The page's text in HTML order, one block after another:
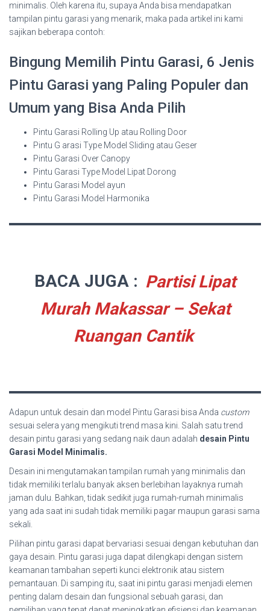
minimalis. Oleh karena itu, supaya Anda bisa mendapatkan
tampilan pintu garasi yang menarik, maka pada artikel ini kami
sajikan beberapa contoh:
Bingung Memilih Pintu Garasi, 6 Jenis
Pintu Garasi yang Paling Populer dan
Umum yang Bisa Anda Pilih
Pintu Garasi Rolling Up atau Rolling Door
Pintu G arasi Type Model Sliding atau Geser
Pintu Garasi Over Canopy
Pintu Garasi Type Model Lipat Dorong
Pintu Garasi Model ayun
Pintu Garasi Model Harmonika
BACA JUGA : Partisi Lipat
Murah Makassar – Sekat
Ruangan Cantik
Adapun untuk desain dan model Pintu Garasi bisa Anda custom
sesuai selera yang mengikuti trend masa kini. Salah satu trend
desain pintu garasi yang sedang naik daun adalah desain Pintu
Garasi Model Minimalis.
Desain ini mengutamakan tampilan rumah yang minimalis dan
tidak memiliki terlalu banyak aksen berlebihan layaknya rumah
jaman dulu. Bahkan, tidak sedikit juga rumah-rumah minimalis
yang ada saat ini sudah tidak memiliki pagar maupun garasi sama
sekali.
Pilihan pintu garasi dapat bervariasi sesuai dengan kebutuhan dan
gaya desain. Pintu garasi juga dapat dilengkapi dengan sistem
keamanan tambahan seperti kunci elektronik atau sistem
pemantauan. Di samping itu, saat ini pintu garasi menjadi elemen
penting dalam desain dan fungsional sebuah garasi, dan